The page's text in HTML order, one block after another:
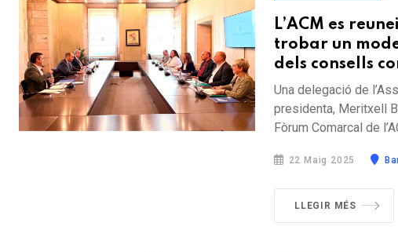
L’ACM es
trobar un
dels consells
Una delegació de
presidenta, Meritxell
Fòrum Comarcal de
22 Maig 2025
LLEGIR MÉS